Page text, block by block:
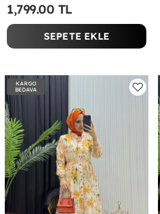
1,799.00 TL
SEPETE EKLE
KARGO
BEDAVA